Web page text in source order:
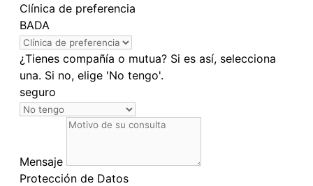
Clínica de preferencia
BADA
¿Tienes compañía o mutua? Si es así, selecciona
una. Si no, elige 'No tengo'.
seguro
Mensaje
Protección de Datos